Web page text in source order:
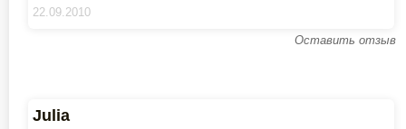
22.09.2010
Оставить отзыв
Julia